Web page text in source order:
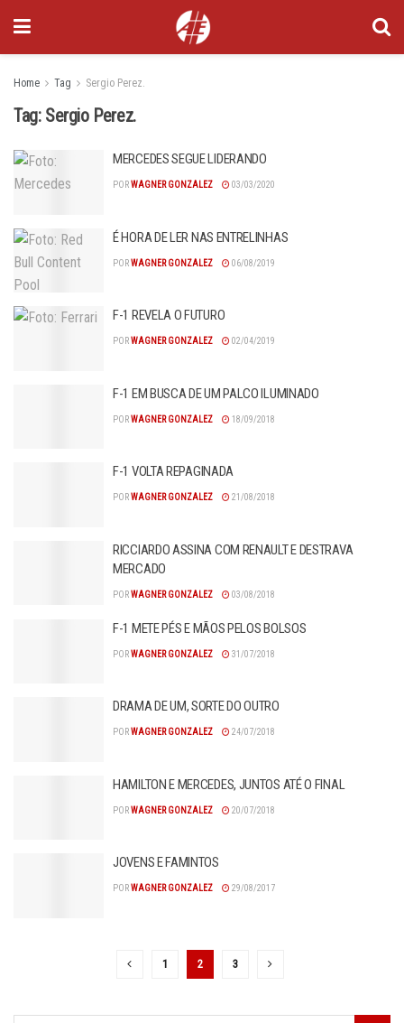
Home Tag Sergio Perez.
Tag: Sergio Perez.
MERCEDES SEGUE LIDERANDO
PORWAGNER GONZALEZ 03/03/2020
É HORA DE LER NAS ENTRELINHAS
PORWAGNER GONZALEZ 06/08/2019
F-1 REVELA O FUTURO
PORWAGNER GONZALEZ 02/04/2019
F-1 EM BUSCA DE UM PALCO ILUMINADO
PORWAGNER GONZALEZ 18/09/2018
F-1 VOLTA REPAGINADA
PORWAGNER GONZALEZ 21/08/2018
RICCIARDO ASSINA COM RENAULT E DESTRAVA
MERCADO
PORWAGNER GONZALEZ 03/08/2018
F-1 METE PÉS E MÃOS PELOS BOLSOS
PORWAGNER GONZALEZ 31/07/2018
DRAMA DE UM, SORTE DO OUTRO
PORWAGNER GONZALEZ 24/07/2018
HAMILTON E MERCEDES, JUNTOS ATÉ O FINAL
PORWAGNER GONZALEZ 20/07/2018
JOVENS E FAMINTOS
PORWAGNER GONZALEZ 29/08/2017
1 2 3